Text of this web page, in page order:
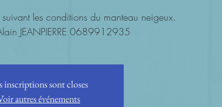
suivant les conditions du manteau neigeux.
JEANPIERRE 0689912935
inscriptions sont closes
autres événements